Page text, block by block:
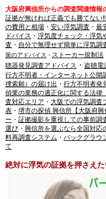
大阪府興信所からの調査関連情報
証拠が無ければ正義でも勝てない
の費用と相場・ 安い浮気調査・ 最
ドバイス ・ 浮気度チェック・浮気
査・ 自分で無理せず簡単に浮気調
策のアドバイス ・ ストーカー規制法
聴器発見調査アドバイス ・ 盗聴電
行方不明者・インターネット公開
捜索願）の届け出 ・ 行方不明者発
偵業の業務の適正化に関する法律
査対応エリア ・ 大阪での浮気調査
表・ 堺市の探偵 興信所【大阪府興
ー ・ 証拠撮影を重視しての事前調
選び・ 興信所を選ぶなら全国対応
料再調査システム ・ バックグラウ
て
絶対に浮気の証拠を押さえ